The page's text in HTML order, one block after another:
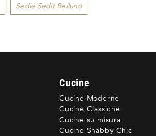
Sedie Sedit Belluno
Cucine
Cucine Moderne
Cucine Classiche
Cucine su misura
Cucine Shabby Chic